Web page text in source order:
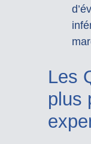
Les
plus